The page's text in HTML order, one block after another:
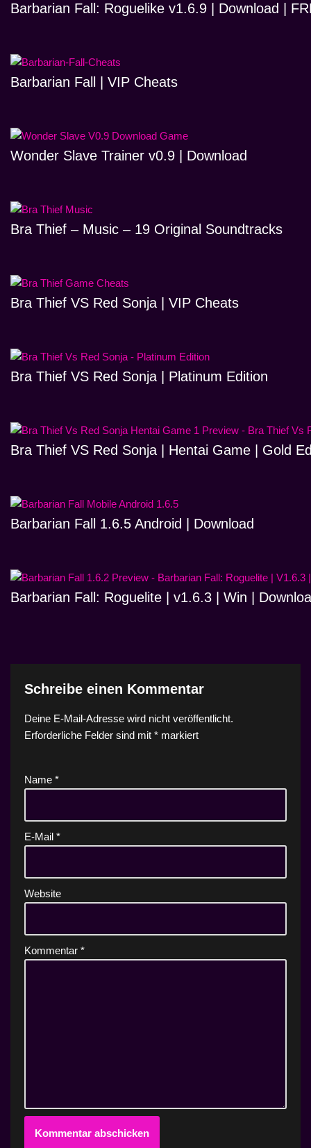
Barbarian Fall: Roguelike v1.6.9 | Download |
Barbarian Fall | VIP Cheats
Wonder Slave Trainer v0.9 | Download
Bra Thief – Music – 19 Original Soundtracks
Bra Thief VS Red Sonja | VIP Cheats
Bra Thief VS Red Sonja | Platinum Edition
Bra Thief VS Red Sonja | Hentai Game | Gold
Barbarian Fall 1.6.5 Android | Download
Barbarian Fall: Roguelite | v1.6.3 | Win |
Schreibe einen Kommentar
Deine E-Mail-Adresse wird nicht veröffentlicht.
Erforderliche Felder sind mit * markiert
Name *
E-Mail *
Website
Kommentar *